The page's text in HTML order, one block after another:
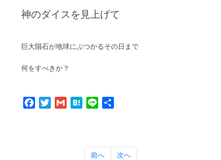
神のダイスを見上げて
巨大隕石が地球にぶつかるその日まで
何をすべきか？
Facebook
TwitterGmail Hatena
Line
前へ 次へ